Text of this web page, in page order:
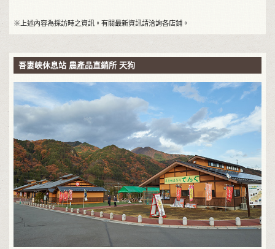
※上述內容為採訪時之資訊。有關最新資訊請洽詢各店鋪。
吾妻峽休息站 農產品直銷所 天狗